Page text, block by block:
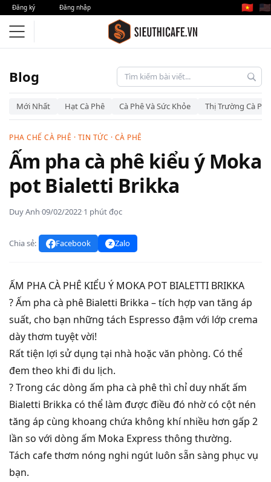
Đăng ký Đăng nhập 🇻🇳 🇺🇸
Blog
Mới Nhất Hạt Cà Phê Cà Phê Và Sức Khỏe Thị Trường Cà Phê
PHA CHẾ CÀ PHÊ · TIN TỨC · CÀ PHÊ
Ấm pha cà phê kiểu ý Moka
pot Bialetti Brikka
Duy Anh·09/02/2022·1 phút đọc
Chia sẻ: Facebook Zalo
ẤM PHA CÀ PHÊ KIỂU Ý MOKA POT BIALETTI BRIKKA
? Ấm pha cà phê Bialetti Brikka – tích hợp van tăng áp
suất, cho bạn những tách Espresso đậm với lớp crema
dày thơm tuyệt vời!
Rất tiện lợi sử dụng tại nhà hoặc văn phòng. Có thể
đem theo khi đi du lịch.
? Trong các dòng ấm pha cà phê thì chỉ duy nhất ấm
Bialetti Brikka có thể làm được điều đó nhờ có cột nén
tăng áp cùng khoang chứa không khí nhiều hơn gấp 2
lần so với dòng ấm Moka Express thông thường.
Tách cafe thơm nóng nghi ngút luôn sẵn sàng phục vụ
bạn.